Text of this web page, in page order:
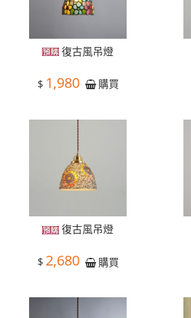
復古風吊燈
$ 1,980 購買
復古風吊燈
$ 2,680 購買